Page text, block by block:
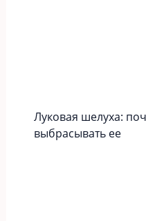
Луковая шелуха:
выбрасывать ее